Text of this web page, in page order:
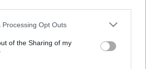
website/app uses one or more Google
or usage behaviour. You may click to
to Google and its third-party tags to
specified purposes in below Google
Processing Opt Outs
of the Sharing of my